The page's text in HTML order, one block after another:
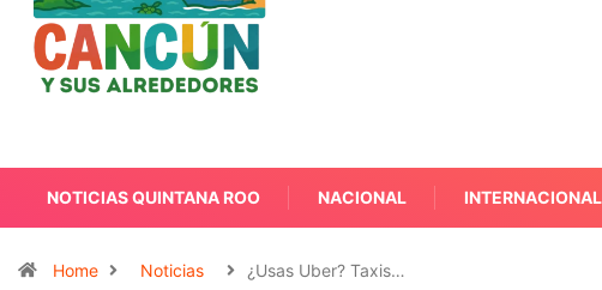
NOTICIAS QUINTANA ROO NACIONAL INTERNACIONAL
Home Noticias ¿Usas Uber? Taxis…